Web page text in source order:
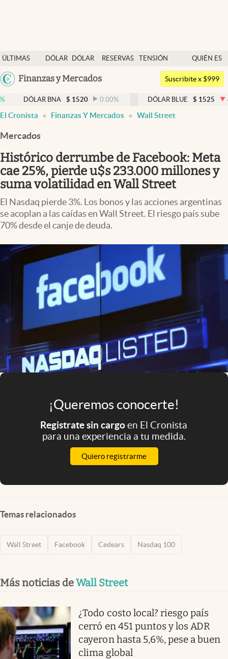
ÚLTIMAS
NOTICIAS
DÓLAR
DÓLAR
RESERVAS
TENSIÓN
GEOPOLÍTICA
QUIÉN ES
QUIÉN
Argentina
Uruguay
Finanzas y Mercados
Dólar
Members
Economía y Política
Finanzas y Mercados
Mercados Online
Negocios
Columnistas
Apertura
Clase
Mundial 2026
Eventos Corporativos
El Cronista Studio
Mediakit
abre en nueva pestaña
Suscribite x $999
BNA $ 1520 0.00% DÓLAR BLUE $ 1525 -0.33%
El Cronista Finanzas Y Mercados Wall Street
Mercados
Histórico derrumbe de Facebook: Meta
cae 25%, pierde u$s 233.000 millones y
suma volatilidad en Wall Street
El Nasdaq pierde 3%. Los bonos y las acciones argentinas
se acoplan a las caídas en Wall Street. El riesgo país sube
70% desde el canje de deuda.
¡Queremos conocerte!
Registrate sin cargoen El Cronista
para una experiencia a tu medida.
Quiero registrarme
Temas relacionados
Wall Street Facebook Cedears Nasdaq 100
Más noticias deWall Street
¿Todo costo local? riesgo país
cerró en 451 puntos y los ADR
cayeron hasta 5,6%, pese a buen
clima global